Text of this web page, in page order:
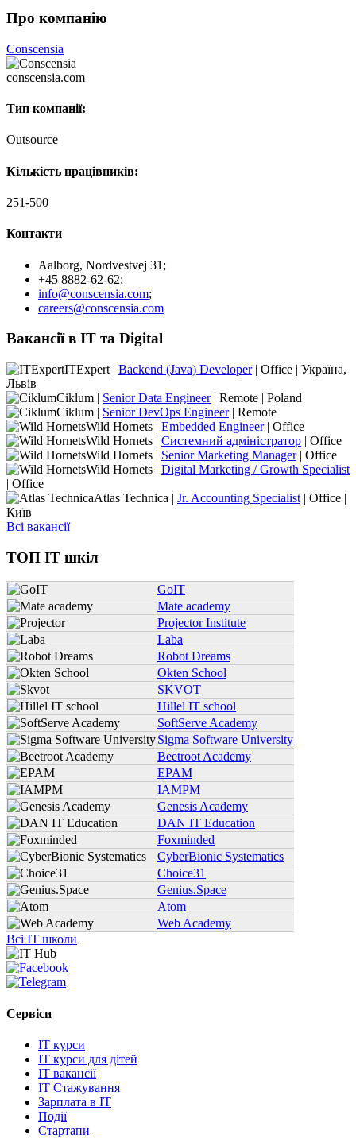
Про компанію
Conscensia
conscensia.com
Тип компанії:
Outsource
Кількість працівників:
251-500
Контакти
Aalborg, Nordvestvej 31;
+45 8882-62-62;
info@conscensia.com;
careers@conscensia.com
Вакансії в IT та Digital
ITExpert | Backend (Java) Developer| Office | Україна,
Львів
Ciklum | Senior Data Engineer| Remote | Poland
Ciklum | Senior DevOps Engineer| Remote
Wild Hornets | Embedded Engineer| Office
Wild Hornets | Системний адміністратор | Office
Wild Hornets | Senior Marketing Manager| Office
Wild Hornets | Digital Marketing / Growth Specialist
| Office
Atlas Technica | Jr. Accounting Specialist | Office |
Київ
Всі вакансії
ТОП IT шкіл
GoIT
Mate academy
Projector Institute
Laba
Robot Dreams
Okten School
SKVOT
Hillel IT school
SoftServe Academy
Sigma Software University
Beetroot Academy
EPAM
IAMPM
Genesis Academy
DAN IT Education
Foxminded
CyberBionic Systematics
Choice31
Genius.Space
Atom
Web Academy
Всі IT школи
Сервіси
IT курси
IT курси для дітей
IT вакансії
IT Стажування
Зарплата в IT
Події
Стартапи